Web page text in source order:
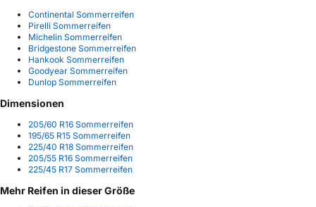
Continental Sommerreifen
Pirelli Sommerreifen
Michelin Sommerreifen
Bridgestone Sommerreifen
Hankook Sommerreifen
Goodyear Sommerreifen
Dunlop Sommerreifen
Dimensionen
205/60 R16 Sommerreifen
195/65 R15 Sommerreifen
225/40 R18 Sommerreifen
205/55 R16 Sommerreifen
225/45 R17 Sommerreifen
Mehr Reifen in dieser Größe